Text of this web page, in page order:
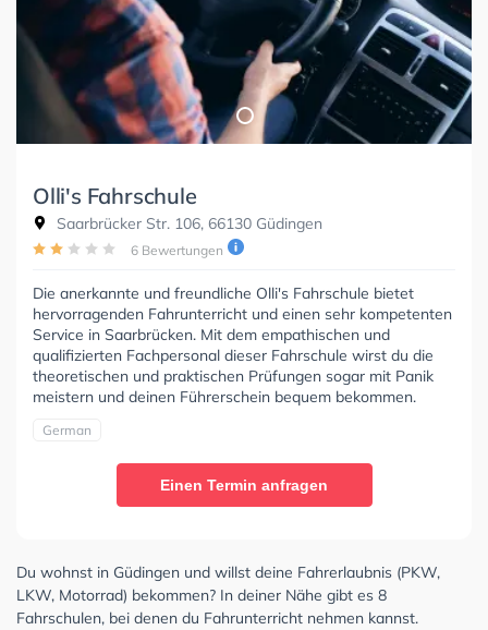
Olli's Fahrschule
Saarbrücker Str. 106, 66130 Güdingen
6 Bewertungen
Die anerkannte und freundliche Olli's Fahrschule bietet
hervorragenden Fahrunterricht und einen sehr kompetenten
Service in Saarbrücken. Mit dem empathischen und
qualifizierten Fachpersonal dieser Fahrschule wirst du die
theoretischen und praktischen Prüfungen sogar mit Panik
meistern und deinen Führerschein bequem bekommen.
German
Einen Termin anfragen
Du wohnst in Güdingen und willst deine Fahrerlaubnis (PKW,
LKW, Motorrad) bekommen? In deiner Nähe gibt es 8
Fahrschulen, bei denen du Fahrunterricht nehmen kannst.